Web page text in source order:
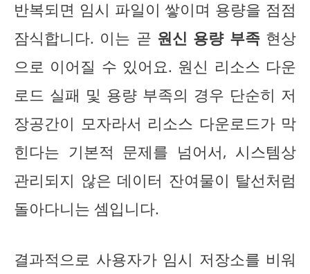
반복되면 임시 파일이 쌓이며 용량을 점점
잠식합니다. 이는 곧 원신 용량 부족현상
으로 이어질 수 있어요. 원신 리소스 다운
로드 실패 및 용량 부족의 경우 단순히 저
장공간이 모자라서 리소스 다운로드가 막
힌다는 기본적 문제를 넘어서, 시스템상
관리되지 않은 데이터 잔여물이 탈선처럼
돌아다니는 셈입니다.
결과적으로 사용자가 임시 저장소를 비워